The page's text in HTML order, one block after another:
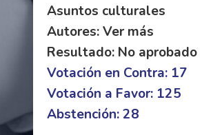
Asuntos culturales
Autores: Ver más
Resultado: No aprobado
Votación en Contra: 17
Votación a Favor: 125
Abstención: 28